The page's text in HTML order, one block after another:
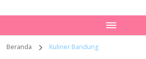
Beranda Kuliner Bandung